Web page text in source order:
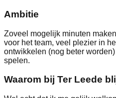
Ambitie
Zoveel mogelijk minuten
voor het team, veel plezier in
ontwikkelen (nog beter
spelen.
Waarom bij Ter Leede